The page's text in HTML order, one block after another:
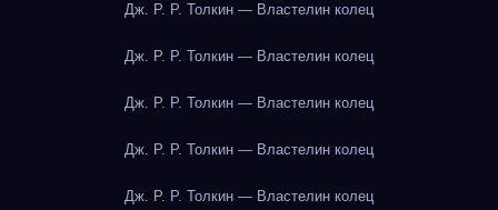
Дж. Р. Р. Толкин — Властелин колец
Дж. Р. Р. Толкин — Властелин колец
Дж. Р. Р. Толкин — Властелин колец
Дж. Р. Р. Толкин — Властелин колец
Дж. Р. Р. Толкин — Властелин колец